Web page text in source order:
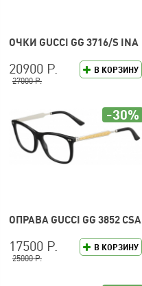
ОЧКИ GUCCI GG 3716/S INA
В КОРЗИНУ
20900 Р.
27000 Р.
ОПРАВА GUCCI GG 3852 CSA
В КОРЗИНУ
17500 Р.
25000 Р.
-30%